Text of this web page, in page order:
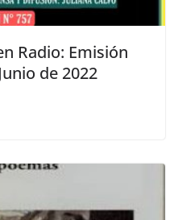
Radio: Emisión
de 2022